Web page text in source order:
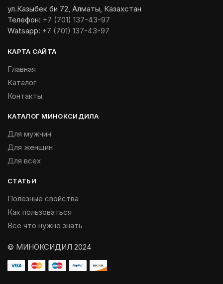
ул.Казыбек би 72, Алматы, Казахстан
Телефон: +7 (701) 137-43-97
Watsapp: +7 (701) 137-43-97
КАРТА САЙТА
Главная
Каталог
Контакты
КАТАЛОГ МИНОКСИДИЛА
Для мужчин
Для женщин
Для всех
СТАТЬИ
Полезные свойства
Как пользоваться
Все что нужно знать
© МИНОКСИДИЛ 2024